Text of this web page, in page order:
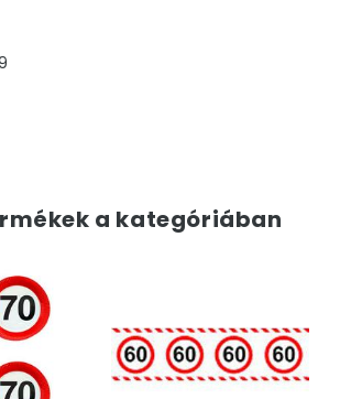
a kategóriában